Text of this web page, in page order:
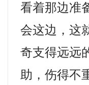
看着那边准
会这边，这
奇支得远远
助，伤得不